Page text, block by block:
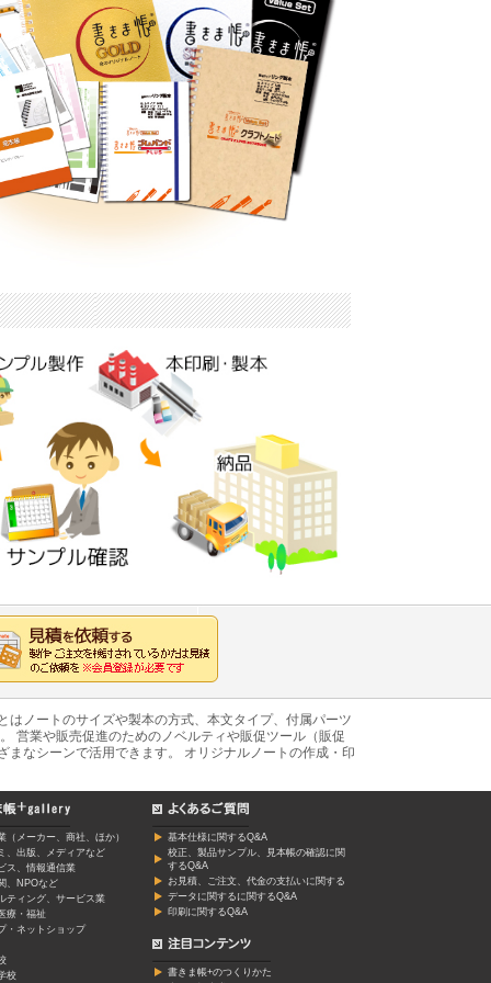
ノートのサイズや製本の方式、本文タイプ、付属パーツ
営業や販売促進のためのノベルティや販促ツール（販促
なシーンで活用できます。 オリジナルノートの作成・印
（メーカー、商社、ほか）
、出版、メディアなど
ス、情報通信業
、NPOなど
ティング、サービス業
療・福祉
・ネットショップ
校
基本仕様に関するQ&A
校正、製品サンプル、見本帳の確認に関
するQ&A
お見積、ご注文、代金の支払いに関する
データに関するに関するQ&A
印刷に関するQ&A
書きま帳+のつくりかた